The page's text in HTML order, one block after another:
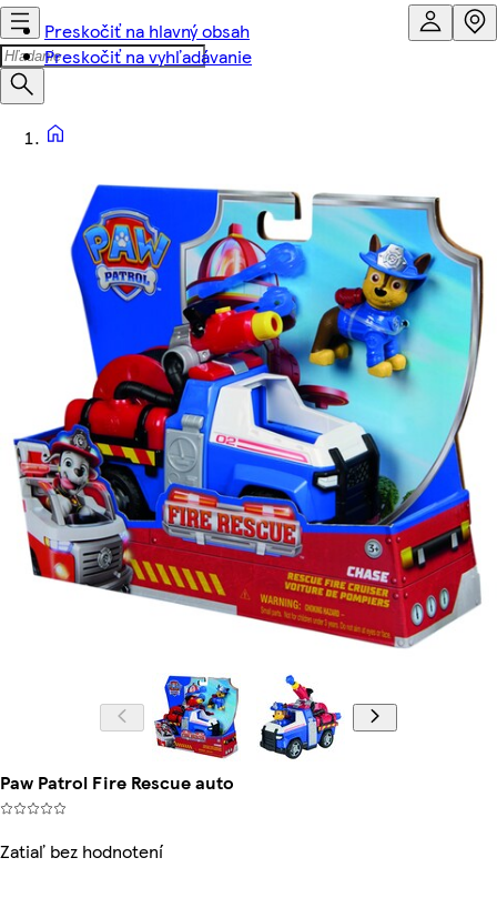
Preskočiť na hlavný obsah
Preskočiť na vyhľadávanie
Paw Patrol Fire Rescue auto
Zatiaľ bez hodnotení